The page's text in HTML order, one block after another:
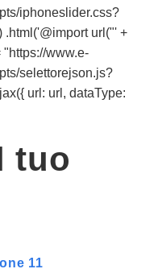
iphoneslider.css?
.html('@import url("' +
"https://www.e-
selettorejson.js?
url: url, dataType:
tuo
11